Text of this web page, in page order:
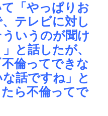
「やっぱりお
テレビに対し
いうのが聞け
と話したが、
倫ってできな
話ですね」と
ら不倫ってで